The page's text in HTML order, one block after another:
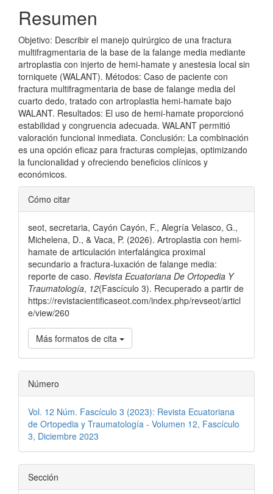
Resumen
Objetivo: Describir el manejo quirúrgico de una fractura
multifragmentaria de la base de la falange media mediante
artroplastia con injerto de hemi-hamate y anestesia local sin
torniquete (WALANT). Métodos: Caso de paciente con
fractura multifragmentaria de base de falange media del
cuarto dedo, tratado con artroplastia hemi-hamate bajo
WALANT. Resultados: El uso de hemi-hamate proporcionó
estabilidad y congruencia adecuada. WALANT permitió
valoración funcional inmediata. Conclusión: La combinación
es una opción eficaz para fracturas complejas, optimizando
la funcionalidad y ofreciendo beneficios clínicos y
económicos.
Detalles
del
artículo
Cómo citar
seot, secretaria, Cayón Cayón, F., Alegría Velasco, G.,
Michelena, D., & Vaca, P. (2026). Artroplastia con hemi-
hamate de articulación interfalángica proximal
secundario a fractura-luxación de falange media:
reporte de caso. Revista Ecuatoriana De Ortopedia Y
Traumatología, 12(Fascículo 3). Recuperado a partir de
https://revistacientificaseot.com/index.php/revseot/articl
e/view/260
Más formatos de cita
Número
Vol. 12 Núm. Fascículo 3 (2023): Revista Ecuatoriana
de Ortopedia y Traumatología - Volumen 12, Fascículo
3, Diciembre 2023
Sección